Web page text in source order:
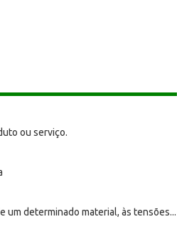
ou serviço.
um determinado material, às tensões...